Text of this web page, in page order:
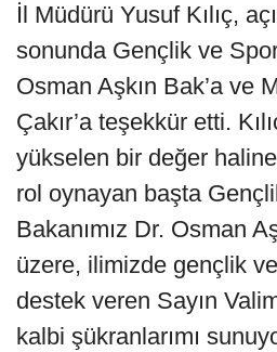
İl Müdürü Yusuf Kılıç,
sonunda Gençlik ve
Osman Aşkın Bak’a ve
Çakır’a teşekkür etti.
yükselen bir değer
rol oynayan başta
Bakanımız Dr. Osman
üzere, ilimizde gençlik
destek veren Sayın
kalbi şükranlarımı